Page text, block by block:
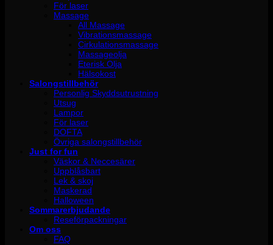
För laser
Massage
All Massage
Vibrationsmassage
Cirkulationsmassage
Massageolja
Eterisk Olja
Hälsokost
Salongstillbehör
Personlig Skyddsutrustning
Utsug
Lampor
För laser
DOFTA
Övriga salongstillbehör
Just for fun
Väskor & Neccesärer
Uppblåsbart
Lek & skoj
Maskerad
Halloween
Sommarerbjudande
Reseförpackningar
Om oss
FAQ